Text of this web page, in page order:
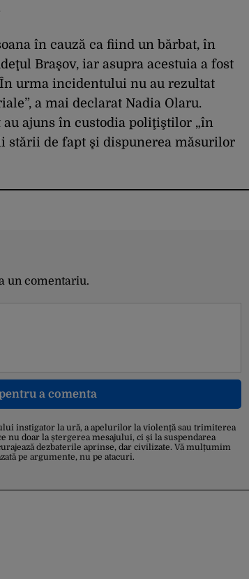
în cauză ca fiind un bărbat, în
Braşov, iar asupra acestuia a fost
urma incidentului nu au rezultat
a mai declarat Nadia Olaru.
ajuns în custodia poliţiştilor „în
de fapt şi dispunerea măsurilor
un comentariu.
a comenta
instigator la ură, a apelurilor la violență sau trimiterea
nu doar la ștergerea mesajului, ci și la suspendarea
dezbaterile aprinse, dar civilizate. Vă mulțumim
pe argumente, nu pe atacuri.